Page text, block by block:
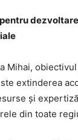
Mihai,
extinderea
și
din toate